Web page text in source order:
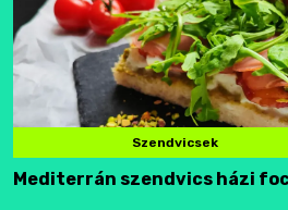
Szendvicsek
Mediterrán szendvics házi